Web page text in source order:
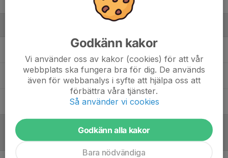
Fredrik Olsson Materialare
Ulrika Mattsson Lagledare
Wilma JohanssonHuvudränare
Referat
Godkänn kakor
Vi använder oss av kakor (cookies) för att vår
webbplats ska fungera bra för dig. De används
även för webbanalys i syfte att hjälpa oss att
förbättra våra tjänster.
Så använder vi cookies
Godkänn alla kakor
Bara nödvändiga